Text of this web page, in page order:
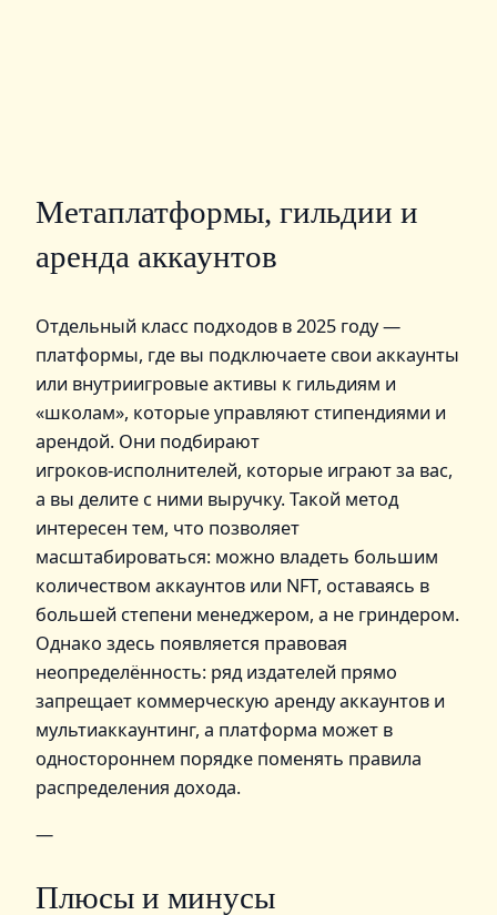
Метаплатформы, гильдии и
аренда аккаунтов
Отдельный класс подходов в 2025 году —
платформы, где вы подключаете свои аккаунты
или внутриигровые активы к гильдиям и
«школам», которые управляют стипендиями и
арендой. Они подбирают
игроков‑исполнителей, которые играют за вас,
а вы делите с ними выручку. Такой метод
интересен тем, что позволяет
масштабироваться: можно владеть большим
количеством аккаунтов или NFT, оставаясь в
большей степени менеджером, а не гриндером.
Однако здесь появляется правовая
неопределённость: ряд издателей прямо
запрещает коммерческую аренду аккаунтов и
мультиаккаунтинг, а платформа может в
одностороннем порядке поменять правила
распределения дохода.
—
Плюсы и минусы